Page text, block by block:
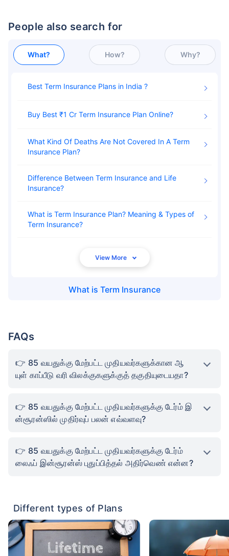
People also search for
What? How? Why?
What is Term Insurance
Best Term Insurance Plans in India
Buy Best ₹1 Cr Term Insurance Plan Online
What Kind Of Deaths Are Not Covered In A Term
Insurance Plan
Difference Between Term Insurance and Life
Insurance
What is Term Insurance Plan? Meaning & Types of
Term Insurance
FAQs
85 வயதுக்கு மேற்பட்ட முதியவர்களுக்கான ஆ
யுள் காப்பீடு வரி விலக்குகளுக்குத் தகுதியுடையதா?
85 வயதுக்கு மேற்பட்ட முதியவர்களுக்கு டேர்ம் இ
ன்சூரன்ஸில் முதிர்வுப் பலன் எவ்வளவு?
85 வயதுக்கு மேற்பட்ட முதியவர்களுக்கு டேர்ம்
லைஃப் இன்சூரன்ஸ் புதுப்பித்தல் அதிர்வெண் என்ன?
Different types of Plans
இருக்கும் நோய்கள் இல்லாத நபருக்கு, 36 வயது வரை கவரேஜ். *₹630/மாதம் என்பது 1 கோடி டேர்ம் லைஃப்
இன்சூரன்ஸுக்கான தொடக்க விலை — புகைபிடிக்காத, முன்பே இருக்கும் நோய்கள் இல்லாத நபருக்கு, 46
வயது வரை கவரேஜ். *₹1,376/மாதம் என்பது 1 கோடி டேர்ம் லைஃப் இன்சூரன்ஸுக்கான தொடக்க விலை —
புகைபிடிக்காத, முன்பே இருக்கும் நோய்கள் இல்லாத நபருக்கு, 56 வயது வரை கவரேஜ்.